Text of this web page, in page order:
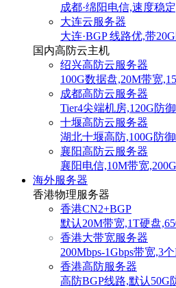
成都·绵阳电信,速度稳
大连云服务器
大连·BGP 线路优,带
国内高防云主机
绍兴高防云服务器
100G数据盘,20M带宽
成都高防云服务器
Tier4尖端机房,120G防
十堰高防云服务器
湖北十堰高防,100G防
襄阳高防云服务器
襄阳电信,10M带宽
海外服务器
香港物理服务器
香港CN2+BGP
默认20M带宽,1T硬盘
香港大带宽服务器
200Mbps-1Gbps带宽,3
香港高防服务器
高防BGP线路,默认50G